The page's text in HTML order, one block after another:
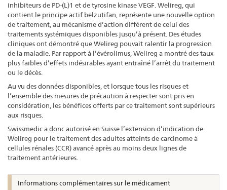
inhibiteurs de PD-(L)1 et de tyrosine kinase VEGF. Welireg, qui
contient le principe actif belzutifan, représente une nouvelle option
de traitement, au mécanisme d’action différent de celui des
traitements systémiques disponibles jusqu’à présent. Des études
cliniques ont démontré que Welireg pouvait ralentir la progression
de la maladie. Par rapport à l’évérolimus, Welireg a montré des taux
plus faibles d’effets indésirables ayant entraîné l’arrêt du traitement
ou le décès.
Au vu des données disponibles, et lorsque tous les risques et
l’ensemble des mesures de précaution à respecter sont pris en
considération, les bénéfices offerts par ce traitement sont supérieurs
aux risques.
Swissmedic a donc autorisé en Suisse l’extension d’indication de
Welireg pour le traitement des adultes atteints de carcinome à
cellules rénales (CCR) avancé après au moins deux lignes de
traitement antérieures.
Informations complémentaires sur le médicament